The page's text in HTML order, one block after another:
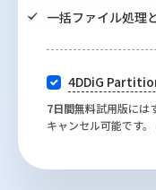
一括ファイル処理
4DDiG
7日間無料試用版には
キャンセル可能です。